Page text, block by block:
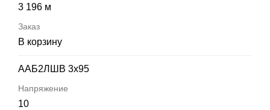
3 196 м
В корзину
ААБ2ЛШВ 3х95
10